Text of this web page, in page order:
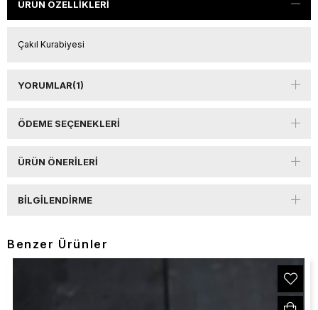
ÜRÜN ÖZELLIKLERI
Çakıl Kurabiyesi
YORUMLAR(1)
ÖDEME SEÇENEKLERI
ÜRÜN ÖNERILERI
BILGILENDIRME
Benzer Ürünler